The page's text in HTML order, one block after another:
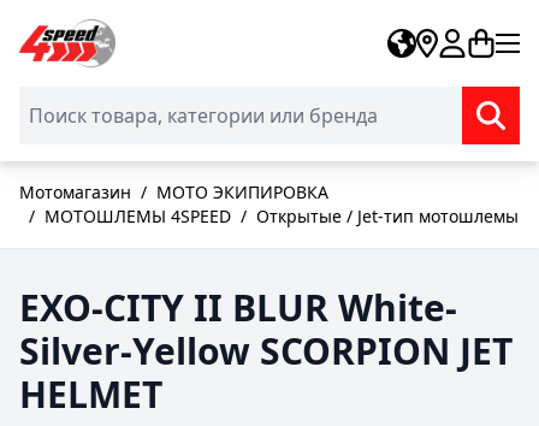
Skip to Content
Мотомагазин / МОТО ЭКИПИРОВКА
/ МОТОШЛЕМЫ 4SPEED / Открытые / Jet-тип мотошлемы
EXO-CITY II BLUR White-
Silver-Yellow SCORPION JET
HELMET